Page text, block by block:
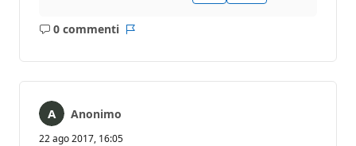
0 commenti
Nessun
Anonimo
22 ago 2017, 16:05